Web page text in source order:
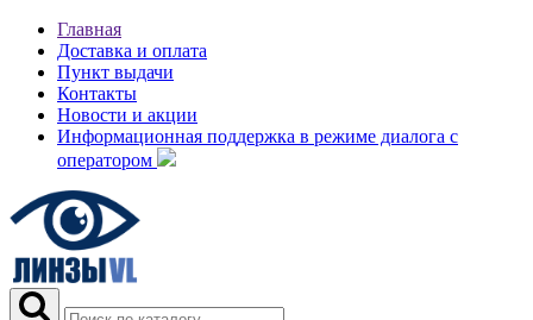
Главная
Доставка и оплата
Пункт выдачи
Контакты
Новости и акции
Информационная поддержка в режиме диалога с
оператором